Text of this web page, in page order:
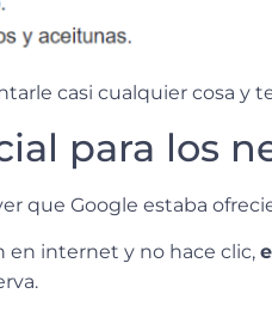
casi cualquier cosa y
para los
que Google estaba
en internet y no hace clic,